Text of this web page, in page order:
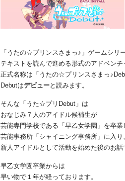
「うたの☆プリンスさまっ♪」ゲームシリ
テキストを読んで進める形式のアドベンチ
正式名称は「うたの☆プリンスさまっ
Debutはデビューと読みます。
そんな「うた☆プリDebut」は
おなじみ７人のアイドル候補生が
芸能専門学校である「早乙女学園」を卒業
芸能事務所「シャイニング事務所」に入り
新人アイドルとして活動を始めた後のお話
早乙女学園卒業からは
早い物で１年が経っております。